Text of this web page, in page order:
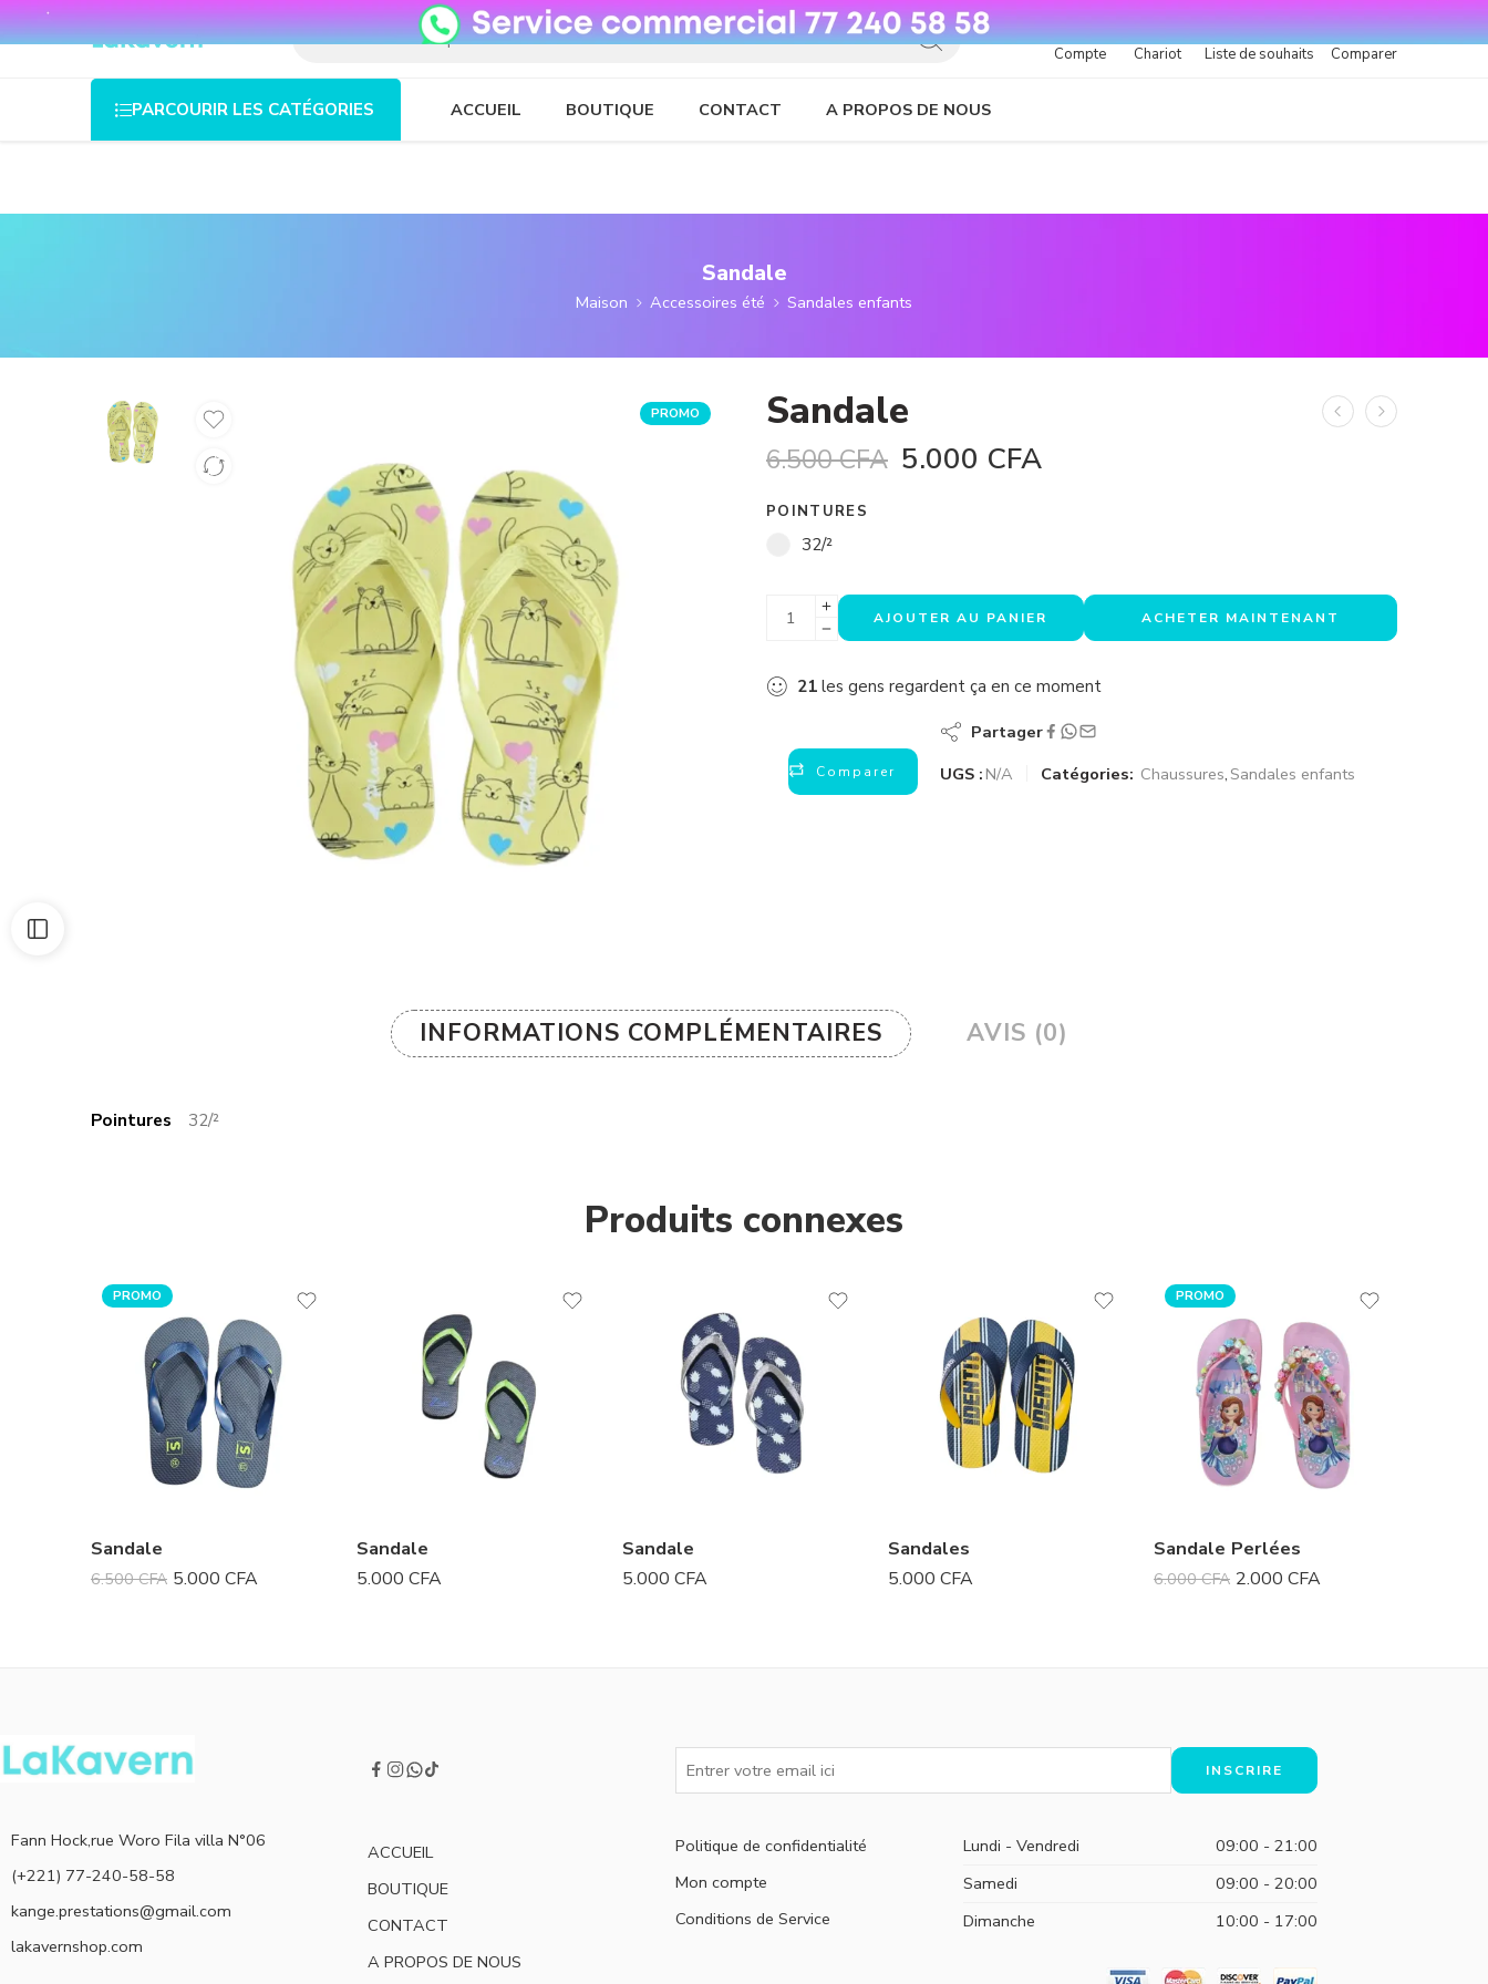
08o35epzeyex8vmjn04i2j4algz26o
Compte Chariot Liste de souhaits Comparer
PARCOURIR LES CATÉGORIES ACCUEIL BOUTIQUE CONTACT A PROPOS DE NOUS
Sandale
Maison Accessoires été Sandales enfants
PROMO Sandale
6.500CFA 5.000 CFA
POINTURES
32/²
AJOUTER AU PANIER ACHETER MAINTENANT
21 les gens regardent ça en ce moment
Comparer
Partager
UGS : N/A Catégories: Chaussures,Sandales enfants
INFORMATIONS COMPLÉMENTAIRES AVIS (0)
Pointures 32/²
Produits connexes
PROMO
Sandale
6.500CFA 5.000 CFA
Sandale
5.000 CFA
Sandale
5.000 CFA
Sandales
5.000 CFA
PROMO
Sandale Perlées
6.000CFA 2.000 CFA
Fann Hock,rue Woro Fila villa N°06
(+221) 77-240-58-58
kange.prestations@gmail.com
lakavernshop.com
ACCUEIL
BOUTIQUE
CONTACT
A PROPOS DE NOUS
Politique de confidentialité
Mon compte
Conditions de Service
Lundi - Vendredi
09:00 - 21:00
Samedi
09:00 - 20:00
Dimanche
10:00 - 17:00